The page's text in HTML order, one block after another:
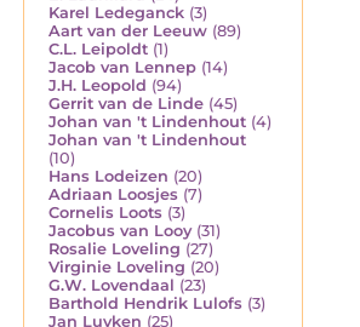
Karel Ledeganck (3)
Aart van der Leeuw (89)
C.L. Leipoldt (1)
Jacob van Lennep (14)
J.H. Leopold (94)
Gerrit van de Linde (45)
Johan van 't Lindenhout (4)
Johan van 't Lindenhout
(10)
Hans Lodeizen (20)
Adriaan Loosjes (7)
Cornelis Loots (3)
Jacobus van Looy (31)
Rosalie Loveling (27)
Virginie Loveling (20)
G.W. Lovendaal (23)
Barthold Hendrik Lulofs (3)
Jan Luyken (25)